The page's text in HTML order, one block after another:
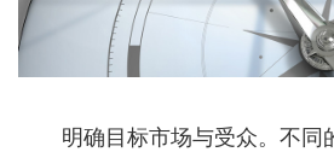
明确目标市场与受众。不同